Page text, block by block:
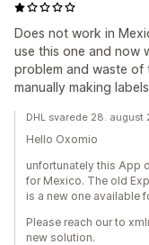
Does not work in
use this one and now
problem and waste of
manually making
DHL svarede 28. august
Hello Oxomio
unfortunately this App
for Mexico. The old
is a new one available
Please reach our to
new solution.